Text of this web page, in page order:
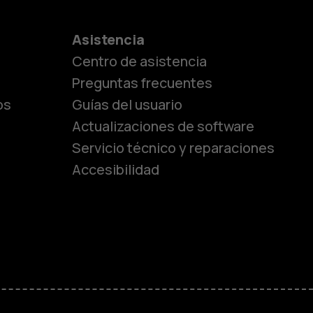
Asistencia
Centro de asistencia
Preguntas frecuentes
Guías del usuario
Actualizaciones de software
Servicio técnico y reparaciones
Accesibilidad